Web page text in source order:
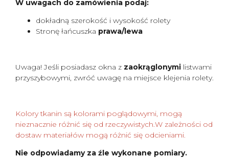
W uwagach do zamówienia podaj:
dokładną szerokość i wysokość rolety
Stronę łańcuszka prawa/lewa
Uwaga! Jeśli posiadasz okna z zaokrąglonymi listwami
przyszybowymi, zwróć uwagę na miejsce klejenia rolety.
Kolory tkanin są kolorami poglądowymi, mogą
nieznacznie różnić się od rzeczywistych.W zależności od
dostaw materiałów mogą różnić się odcieniami.
Nie odpowiadamy za źle wykonane pomiary.